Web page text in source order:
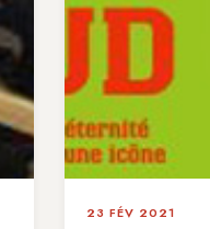
23 FÉV 2021